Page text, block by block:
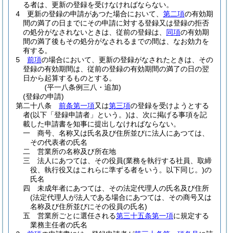
る者は、更新の登録を受けなければならない。
4
更新の登録の申請があつた場合において、 第二項の有効期
間の満了の日までにその申請に対する登録又は登録の拒否
の処分がなされないときは、従前の登録は、 同項の有効期
間の満了後もその処分がなされるまでの間は、なお効力を
有する。
5
前項の場合において、更新の登録がなされたときは、その
登録の有効期間は、従前の登録の有効期間の満了の日の翌
日から起算するものとする。
(平一八条例三八・追加)
(登録の申請)
第二十八条
前条第一項又は第三項の登録を受けようとする
者(以下「登録申請者」という。)は、次に掲げる事項を記
載した申請書を知事に提出しなければならない。
一
商号、名称又は氏名及び住所並びに法人にあつては、
その代表者の氏名
二
営業所の名称及び所在地
三
法人にあつては、その役員(業務を執行する社員、取締
役、執行役又はこれらに準ずる者をいう。以下同じ。)の
氏名
四
未成年者にあつては、その法定代理人の氏名及び住所
(法定代理人が法人である場合にあつては、その商号又は
名称及び住所並びにその役員の氏名)
五
営業所ごとに選任される第三十五条第一項に規定する
業務主任者の氏名